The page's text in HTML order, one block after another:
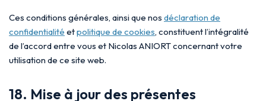
Ces conditions générales, ainsi que nos déclaration de
confidentialité etpolitique de cookies, constituent l’intégralité
de l’accord entre vous et Nicolas ANIORT concernant votre
utilisation de ce site web.
18. Mise à jour des présentes